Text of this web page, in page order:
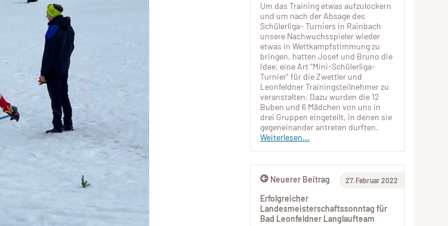
Um das Training etwas aufzulockern
und um nach der Absage des
Schülerliga- Turniers in Rainbach
unsere Nachwuchsspieler wieder
etwas in Wettkampfstimmung zu
bringen, hatten Josef und Bruno die
Idee, eine Art "Mini-Schülerliga-
Turnier" für die Zwettler und
Leonfeldner Trainingsteilnehmer zu
veranstalten. Dazu wurden die 12
Buben und 6 Mädchen von uns in
drei Gruppen eingeteilt, in denen sie
gegeneinander antreten durften.
Weiterlesen...
Neuerer Beitrag 27. Februar 2022
Erfolgreicher
Landesmeisterschaftssonntag für
Bad Leonfeldner Langlaufteam